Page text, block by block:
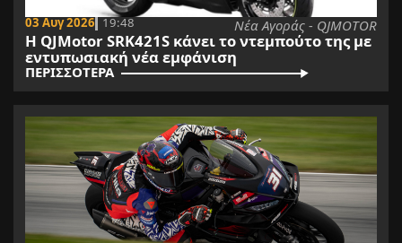
03 Αυγ 2026 19:48 Νέα Αγοράς - QJMOTOR
Η QJMotor SRK421S κάνει το ντεμπούτο της με
εντυπωσιακή νέα εμφάνιση
ΠΕΡΙΣΣΟΤΕΡΑ